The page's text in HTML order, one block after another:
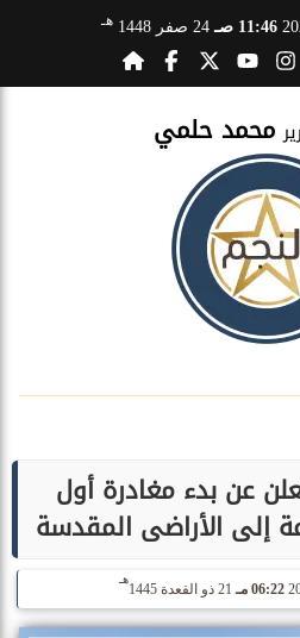
11:46 صـ 24 صفر 1448 هـ
محمد حلمي
عن بدء مغادرة أول
إلى الأراضى المقدسة
06:22 مـ 21 ذو القعدة 1445
هـ